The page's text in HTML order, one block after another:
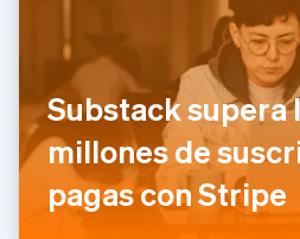
Substack supera
millones de
pagas con Stripe
English
Emiratos Árabes Unidos
English
Eslovaquia
English
Eslovenia